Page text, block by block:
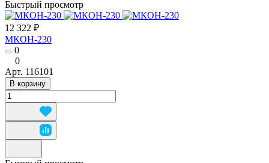
Быстрый просмотр
12 322 ₽
МКОН-230
0
0
Арт. 116101
В корзину